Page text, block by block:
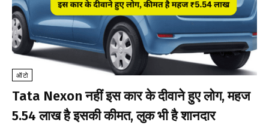
ऑटो
Tata Nexon नहीं इस कार के दीवाने हुए लोग, महज
₹5.54 लाख है इसकी कीमत, लुक भी है शानदार